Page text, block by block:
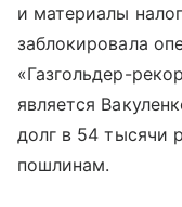
и материалы
заблокировала
«Газгольдер-
является
долг в 54 тысячи
пошлинам.